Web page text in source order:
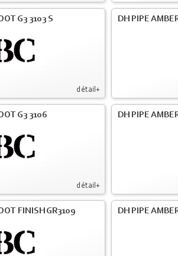
détail+
G3 3103 S DH PIPE
détail+
G3 3106 DH PIPE
FINISH GR3109 DH PIPE